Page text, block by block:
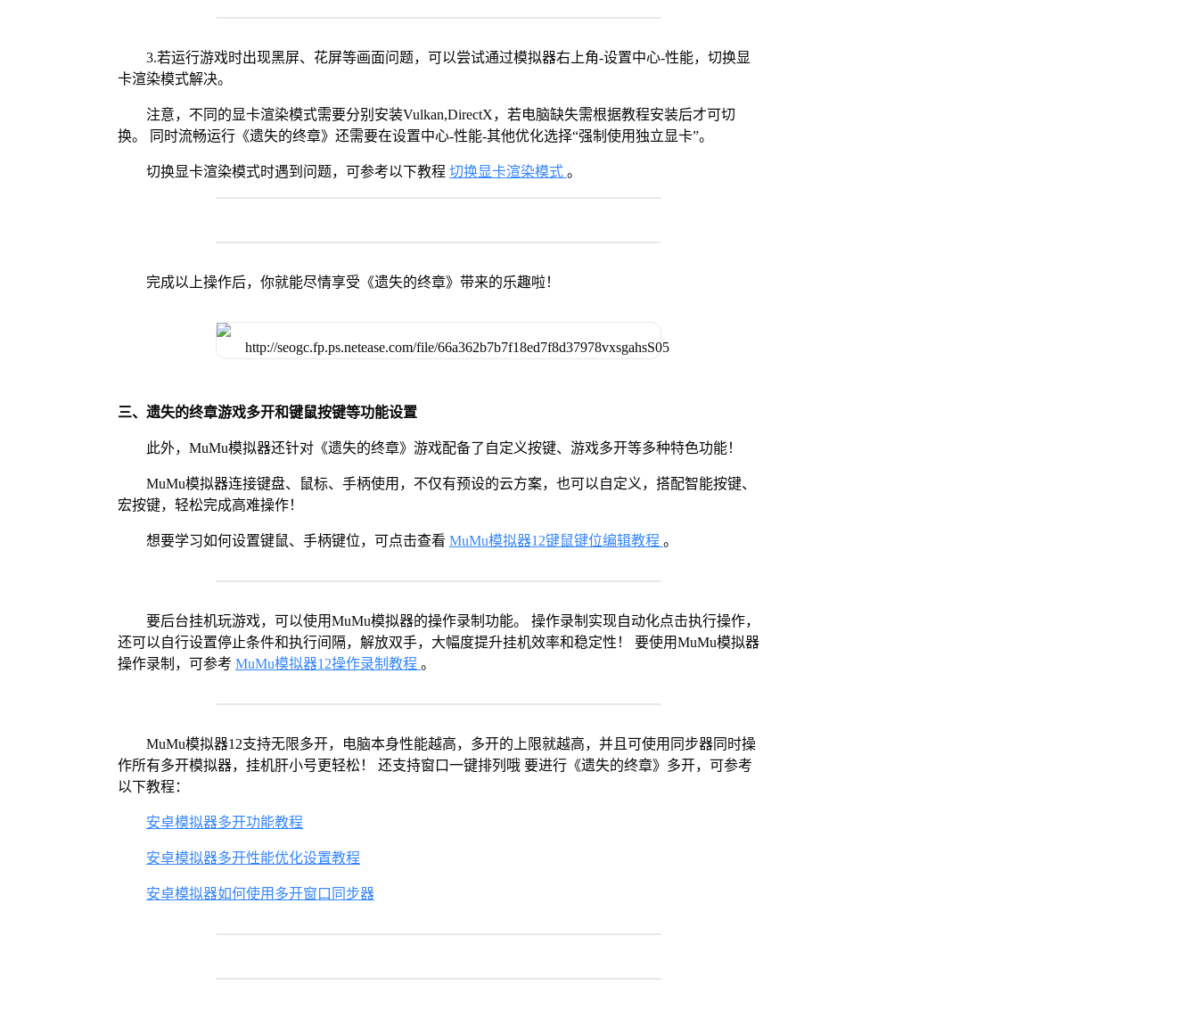
3.若运行游戏时出现黑屏、花屏等画面问题，可以尝试通过模拟器右上角-设置中心-性能，切换显
卡渲染模式解决。
注意，不同的显卡渲染模式需要分别安装Vulkan,DirectX，若电脑缺失需根据教程安装后才可切
换。 同时流畅运行《遗失的终章》还需要在设置中心-性能-其他优化选择“强制使用独立显卡”。
切换显卡渲染模式时遇到问题，可参考以下教程 切换显卡渲染模式 。
完成以上操作后，你就能尽情享受《遗失的终章》带来的乐趣啦！
三、遗失的终章游戏多开和键鼠按键等功能设置
此外，MuMu模拟器还针对《遗失的终章》游戏配备了自定义按键、游戏多开等多种特色功能！
MuMu模拟器连接键盘、鼠标、手柄使用，不仅有预设的云方案，也可以自定义，搭配智能按键、
宏按键，轻松完成高难操作！
想要学习如何设置键鼠、手柄键位，可点击查看 MuMu模拟器12键鼠键位编辑教程 。
要后台挂机玩游戏，可以使用MuMu模拟器的操作录制功能。 操作录制实现自动化点击执行操作，
还可以自行设置停止条件和执行间隔，解放双手，大幅度提升挂机效率和稳定性！ 要使用MuMu模拟器
操作录制，可参考 MuMu模拟器12操作录制教程 。
MuMu模拟器12支持无限多开，电脑本身性能越高，多开的上限就越高，并且可使用同步器同时操
作所有多开模拟器，挂机肝小号更轻松！ 还支持窗口一键排列哦 要进行《遗失的终章》多开，可参考
以下教程：
安卓模拟器多开功能教程
安卓模拟器多开性能优化设置教程
安卓模拟器如何使用多开窗口同步器